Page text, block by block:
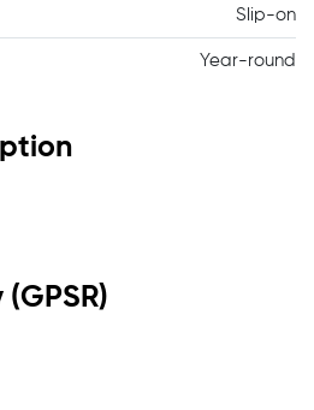
Slip-on
Year-round